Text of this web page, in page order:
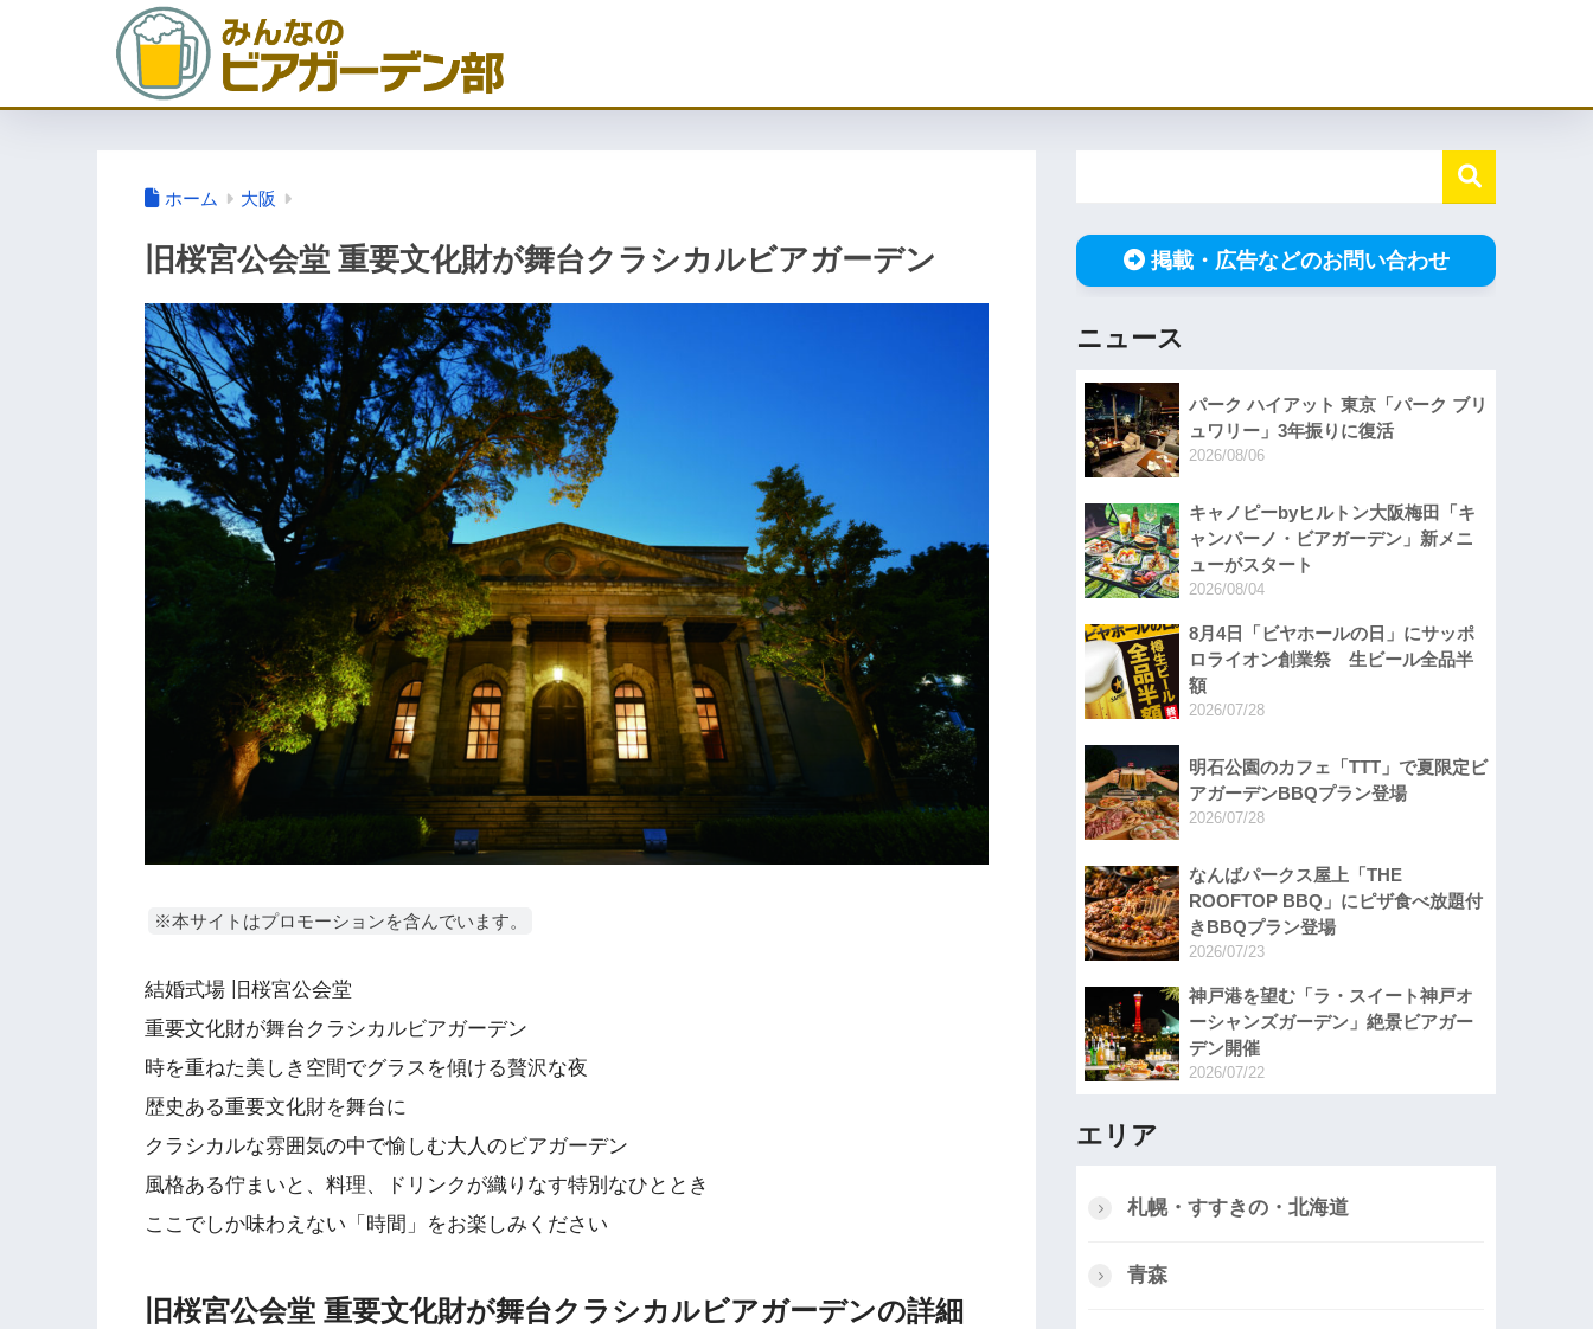
ホーム 大阪
旧桜宮公会堂 重要文化財が舞台クラシカルビアガーデン
※本サイトはプロモーションを含んでいます。
結婚式場 旧桜宮公会堂
重要文化財が舞台クラシカルビアガーデン
時を重ねた美しき空間でグラスを傾ける贅沢な夜
歴史ある重要文化財を舞台に
クラシカルな雰囲気の中で愉しむ大人のビアガーデン
風格ある佇まいと、料理、ドリンクが織りなす特別なひととき
ここでしか味わえない「時間」をお楽しみください
旧桜宮公会堂 重要文化財が舞台クラシカルビアガーデンの詳細
掲載・広告などのお問い合わせ
ニュース
パーク ハイアット 東京「パーク ブリ
ュワリー」3年振りに復活
2026/08/06
キャノピーbyヒルトン大阪梅田「キ
ャンパーノ・ビアガーデン」新メニ
ューがスタート
2026/08/04
8月4日「ビヤホールの日」にサッポ
ロライオン創業祭 生ビール全品半
額
2026/07/28
明石公園のカフェ「TTT」で夏限定ビ
アガーデンBBQプラン登場
2026/07/28
なんばパークス屋上「THE
ROOFTOP BBQ」にピザ食べ放題付
きBBQプラン登場
2026/07/23
神戸港を望む「ラ・スイート神戸オ
ーシャンズガーデン」絶景ビアガー
デン開催
2026/07/22
エリア
札幌・すすきの・北海道
青森